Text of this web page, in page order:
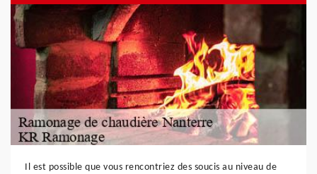
Il est possible que vous rencontriez des soucis au niveau de